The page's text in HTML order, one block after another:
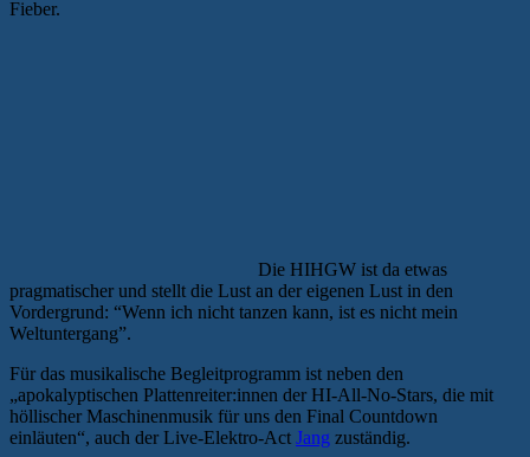
Fieber.
Die HIHGW ist da etwas
pragmatischer und stellt die Lust an der eigenen Lust in den
Vordergrund: “Wenn ich nicht tanzen kann, ist es nicht mein
Weltuntergang”.
Für das musikalische Begleitprogramm ist neben den
„apokalyptischen Plattenreiter:innen der HI-All-No-Stars, die mit
höllischer Maschinenmusik für uns den Final Countdown
einläuten“, auch der Live-Elektro-Act Jang zuständig.